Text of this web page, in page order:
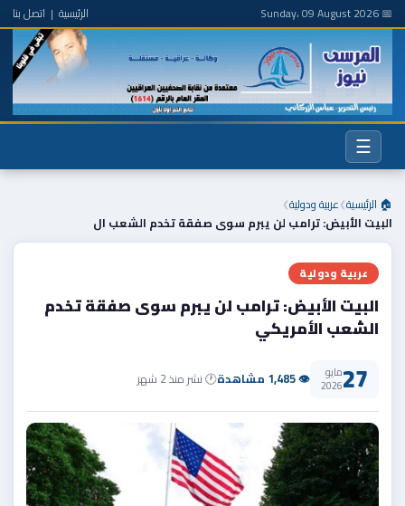
📅 Sunday، 09 August 2026 الرئيسية | اتصل بنا
☰
🏠 الرئيسية❯عربية ودولية❯
البيت الأبيض: ترامب لن يبرم سوى صفقة تخدم الشعب ال
عربية ودولية
البيت الأبيض: ترامب لن يبرم سوى صفقة تخدم
الشعب الأمريكي
27مايو
2026 👁 1,485 مشاهدة 🕐 نشر منذ 2 شهر